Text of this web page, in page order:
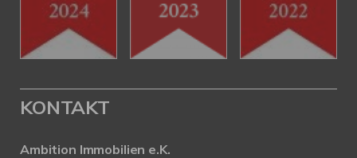
KONTAKT
Ambition Immobilien e.K.